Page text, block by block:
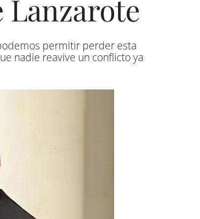
Lanzarote
permitir perder esta
nadie reavive un conflicto ya